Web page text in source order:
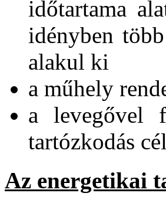
időtartama
idényben
alakul ki
a műhely
a levegővel
tartózkodás
Az energetikai